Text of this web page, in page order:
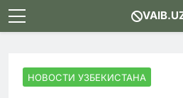
Skip
to
НОВОСТИ УЗБЕКИСТАНА